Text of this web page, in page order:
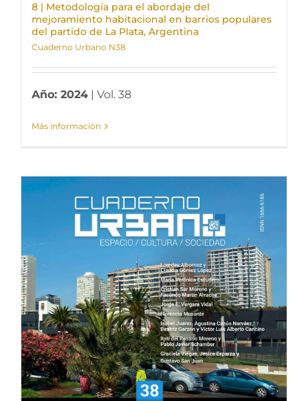
8 | Metodología para el abordaje del
mejoramiento habitacional en barrios populares
del partido de La Plata, Argentina
Cuaderno Urbano N38
Año: 2024 | Vol. 38
Más información